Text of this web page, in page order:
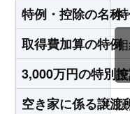
特例・控除の名称
取得費加算の特例
3,000万円の特別
空き家に係る譲渡